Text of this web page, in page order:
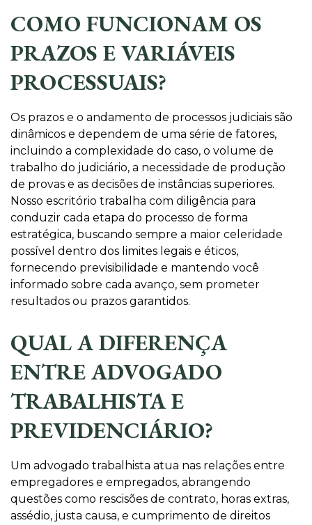
COMO FUNCIONAM OS
PRAZOS E VARIÁVEIS
PROCESSUAIS?
Os prazos e o andamento de processos judiciais são
dinâmicos e dependem de uma série de fatores,
incluindo a complexidade do caso, o volume de
trabalho do judiciário, a necessidade de produção
de provas e as decisões de instâncias superiores.
Nosso escritório trabalha com diligência para
conduzir cada etapa do processo de forma
estratégica, buscando sempre a maior celeridade
possível dentro dos limites legais e éticos,
fornecendo previsibilidade e mantendo você
informado sobre cada avanço, sem prometer
resultados ou prazos garantidos.
QUAL A DIFERENÇA
ENTRE ADVOGADO
TRABALHISTA E
PREVIDENCIÁRIO?
Um advogado trabalhista atua nas relações entre
empregadores e empregados, abrangendo
questões como rescisões de contrato, horas extras,
assédio, justa causa, e cumprimento de direitos